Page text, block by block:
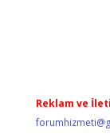
Reklam ve